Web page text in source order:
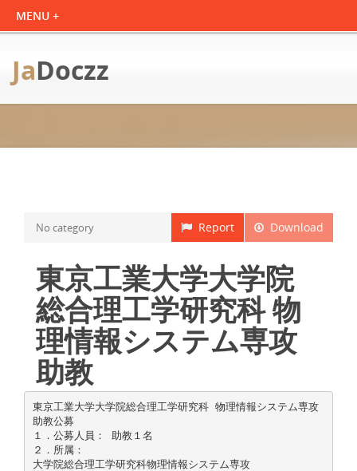
JaDoczz
Download
Report
No category
東京工業大学大学院
総合理工学研究科 物
理情報システム専攻
助教
東京工業大学大学院総合理工学研究科 物理情報システム専攻
助教公募
１．公募人員： 助教１名
２．所属：
大学院総合理工学研究科物理情報システム専攻